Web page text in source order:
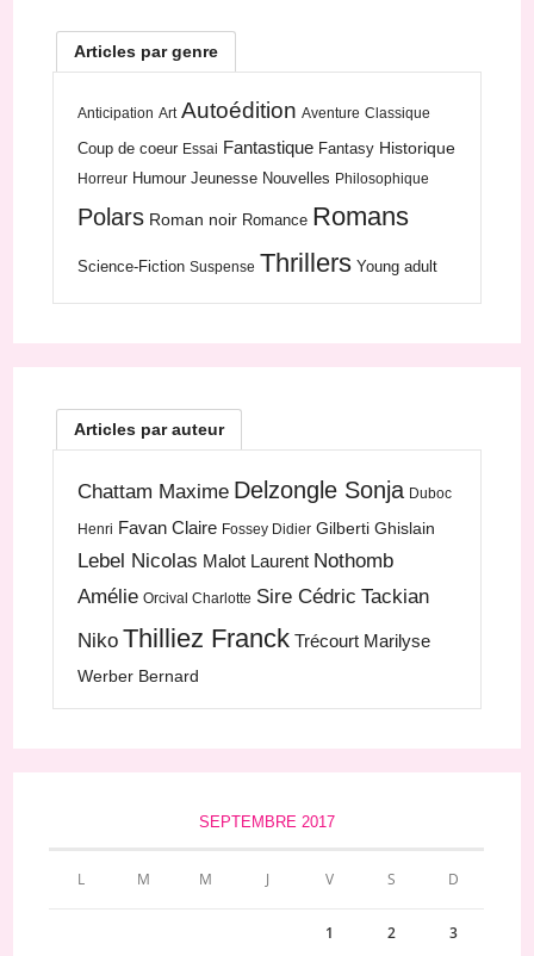
Articles par genre
Anticipation Art Autoédition Aventure Classique
Coup de coeur Essai Fantastique Fantasy Historique
Horreur Humour Jeunesse Nouvelles Philosophique
Polars Roman noir Romance Romans
Science-Fiction Suspense Thrillers Young adult
Articles par auteur
Chattam Maxime Delzongle Sonja Duboc
Henri Favan Claire Fossey Didier Gilberti Ghislain
Lebel Nicolas Malot Laurent Nothomb
Amélie Orcival Charlotte Sire Cédric Tackian
Niko Thilliez Franck Trécourt Marilyse
Werber Bernard
SEPTEMBRE 2017
L M M J V S D
1 2 3